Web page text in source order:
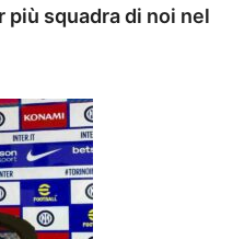
squadra di noi nel